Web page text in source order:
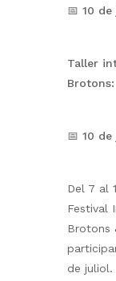
📅 10
Taller
Brotons:
📅 10
Del 7 al
Festival
Brotons
de juliol.